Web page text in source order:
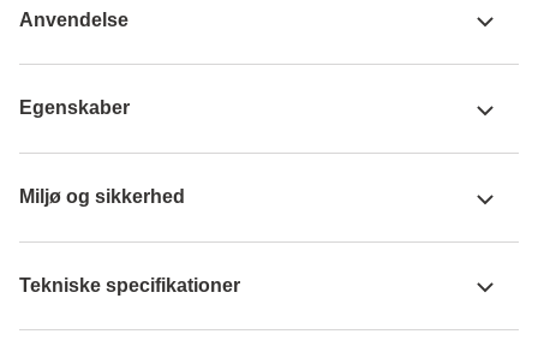
Anvendelse
Egenskaber
Miljø og sikkerhed
Tekniske specifikationer